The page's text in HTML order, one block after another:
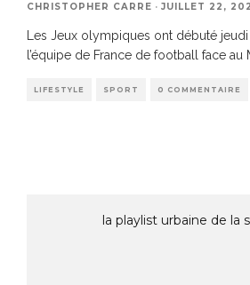
CHRISTOPHER CARRE · JUILLET 22,
Les Jeux olympiques ont débuté
l’équipe de France de football face au
LIFESTYLE SPORT 0 COMMENTAIRE
la playlist urbaine de la